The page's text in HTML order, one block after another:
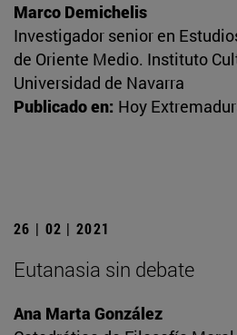
Marco Demichelis
Investigador senior en
de Oriente Medio. Instituto
Universidad de Navarra
Publicado en: Hoy
26 | 02 | 2021
Eutanasia sin debate
Ana Marta González